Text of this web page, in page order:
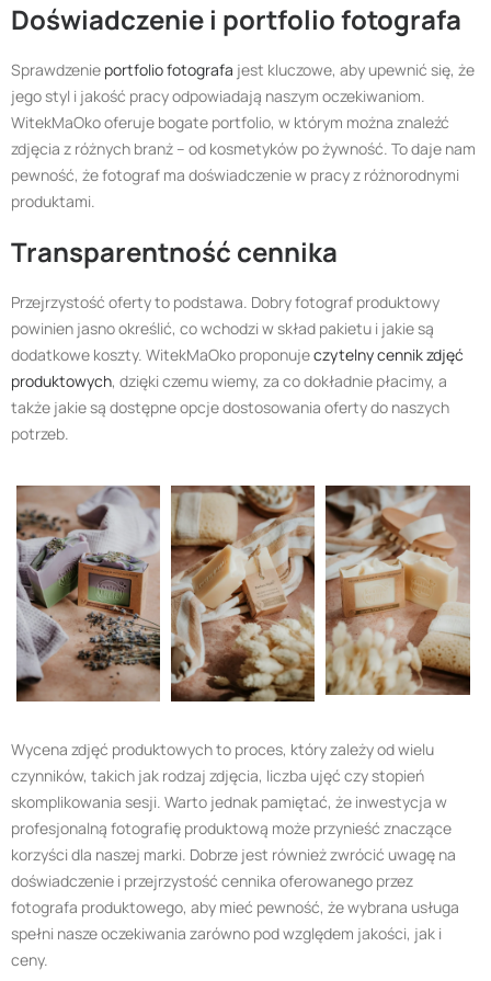
Doświadczenie i portfolio fotografa
Sprawdzenie portfolio fotografa jest kluczowe, aby upewnić się, że
jego styl i jakość pracy odpowiadają naszym oczekiwaniom.
WitekMaOko oferuje bogate portfolio, w którym można znaleźć
zdjęcia z różnych branż – od kosmetyków po żywność. To daje nam
pewność, że fotograf ma doświadczenie w pracy z różnorodnymi
produktami.
Transparentność cennika
Przejrzystość oferty to podstawa. Dobry fotograf produktowy
powinien jasno określić, co wchodzi w skład pakietu i jakie są
dodatkowe koszty. WitekMaOko proponujeczytelny cennik zdjęć
produktowych, dzięki czemu wiemy, za co dokładnie płacimy, a
także jakie są dostępne opcje dostosowania oferty do naszych
potrzeb.
Wycena zdjęć produktowych to proces, który zależy od wielu
czynników, takich jak rodzaj zdjęcia, liczba ujęć czy stopień
skomplikowania sesji. Warto jednak pamiętać, że inwestycja w
profesjonalną fotografię produktową może przynieść znaczące
korzyści dla naszej marki. Dobrze jest również zwrócić uwagę na
doświadczenie i przejrzystość cennika oferowanego przez
fotografa produktowego, aby mieć pewność, że wybrana usługa
spełni nasze oczekiwania zarówno pod względem jakości, jak i
ceny.